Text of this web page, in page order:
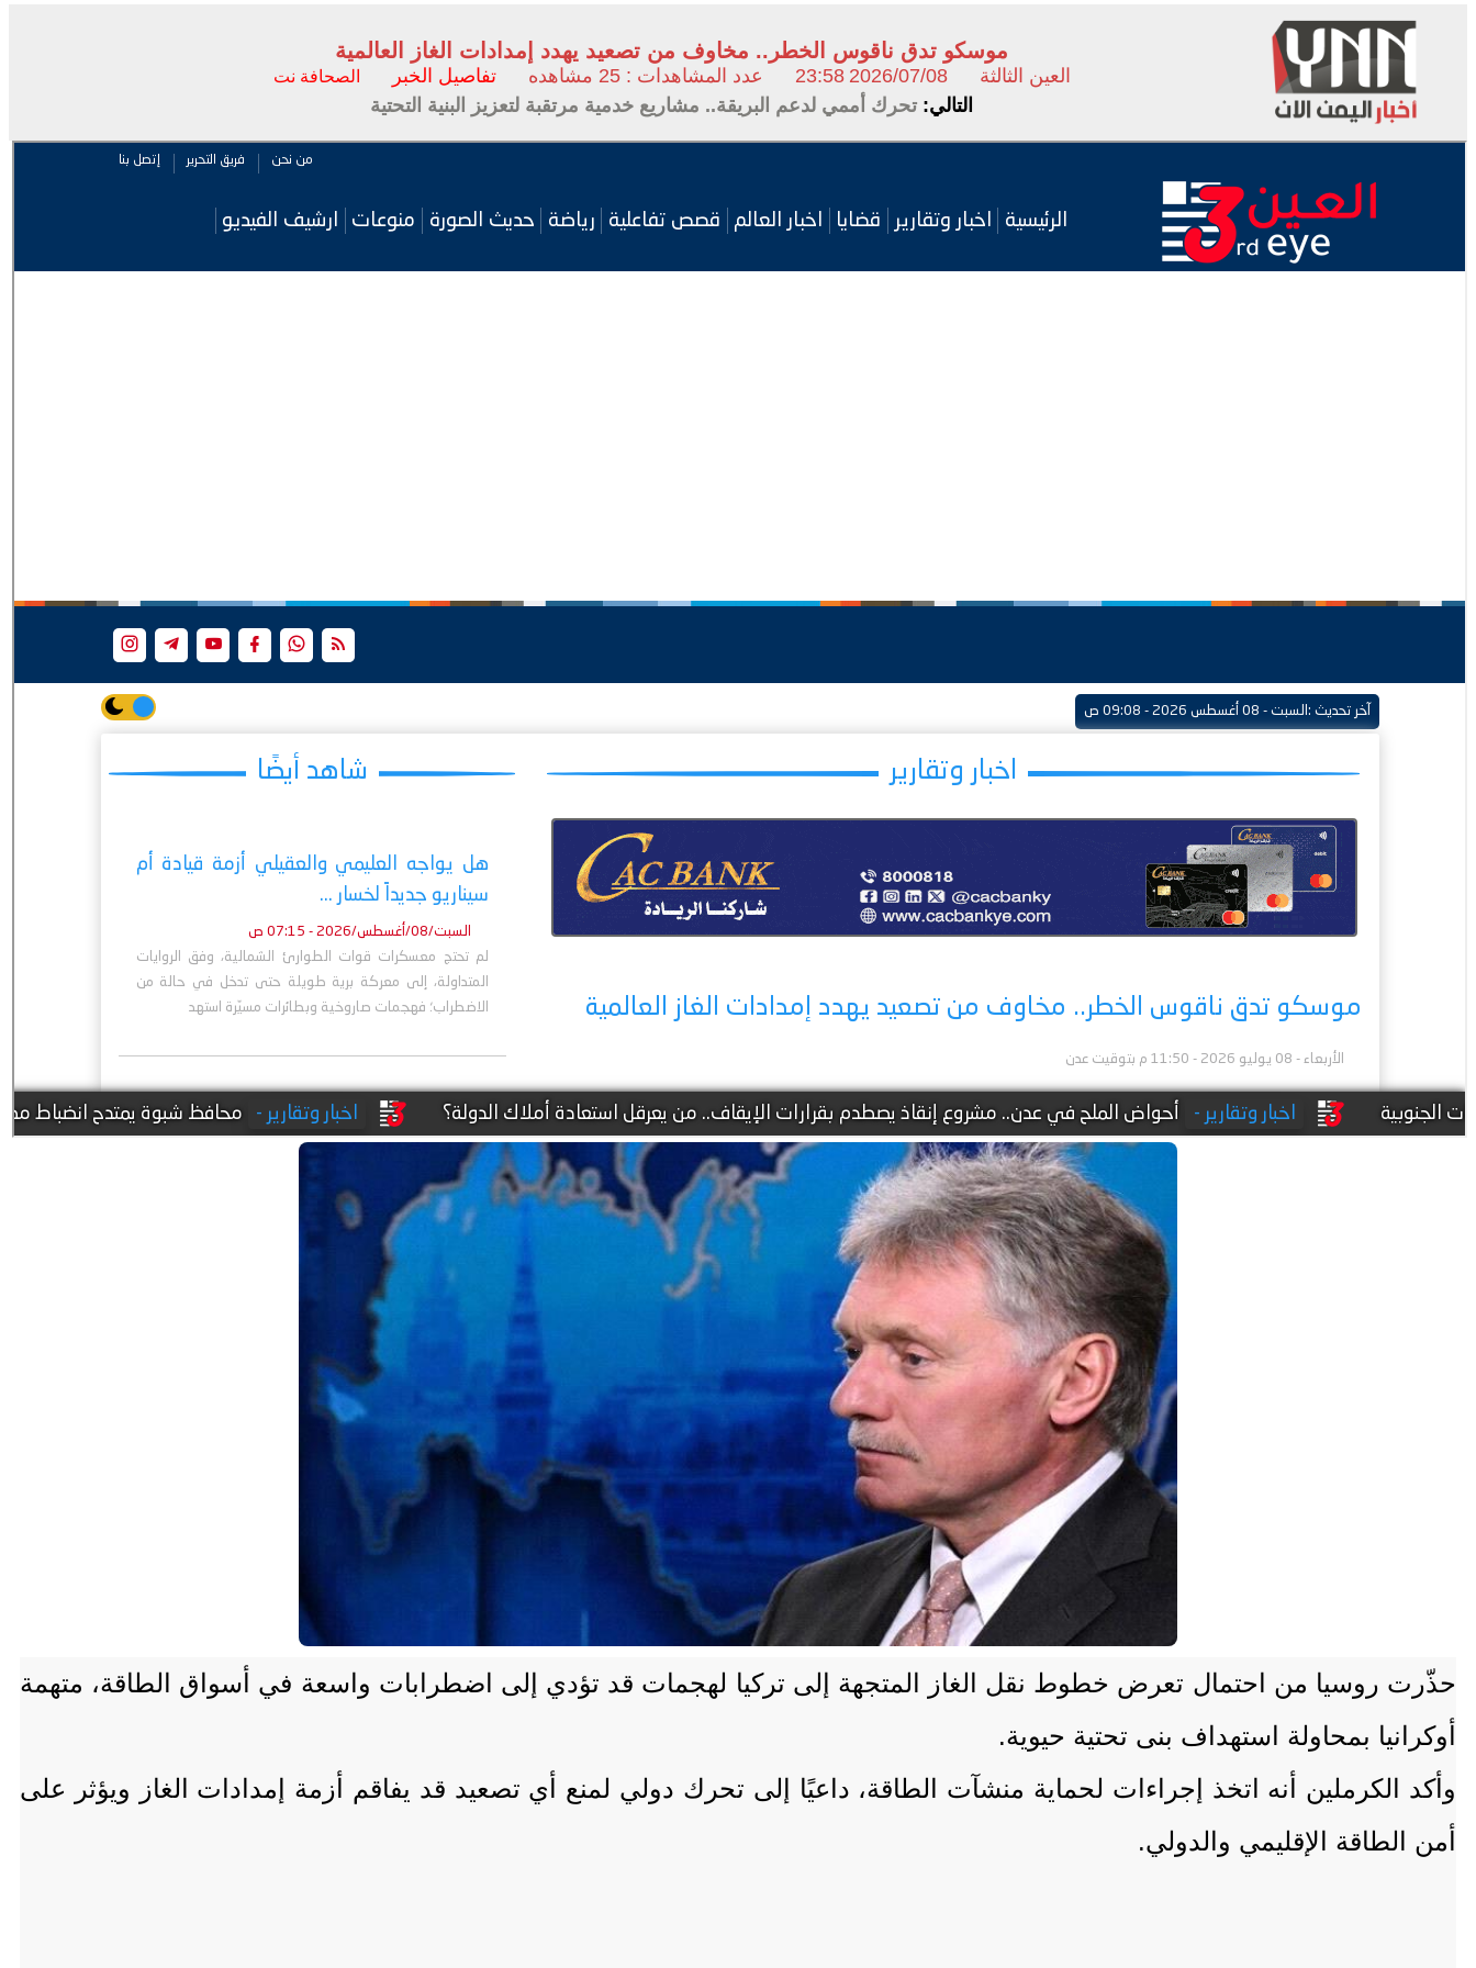
موسكو تدق ناقوس الخطر.. مخاوف من تصعيد يهدد إمدادات الغاز العالمية
العين الثالثة 2026/07/08
23:58 عدد المشاهدات : 25 مشاهده تفاصيل الخبر الصحافة نت
التالي: تحرك أممي لدعم البريقة.. مشاريع خدمية مرتقبة لتعزيز البنية التحتية
حذّرت روسيا من احتمال تعرض خطوط نقل الغاز المتجهة إلى تركيا لهجمات قد تؤدي إلى اضطرابات واسعة في أسواق الطاقة، متهمة
أوكرانيا بمحاولة استهداف بنى تحتية حيوية.
وأكد الكرملين أنه اتخذ إجراءات لحماية منشآت الطاقة، داعيًا إلى تحرك دولي لمنع أي تصعيد قد يفاقم أزمة إمدادات الغاز ويؤثر على
أمن الطاقة الإقليمي والدولي.